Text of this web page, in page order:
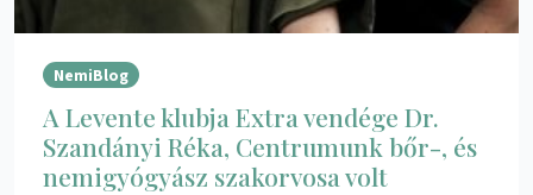
NemiBlog
A Levente klubja Extra vendége Dr.
Szandányi Réka, Centrumunk bőr-, és
nemigyógyász szakorvosa volt